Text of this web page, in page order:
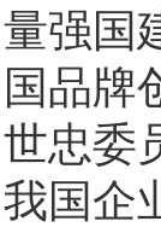
量强国
国品牌
世忠委
我国企